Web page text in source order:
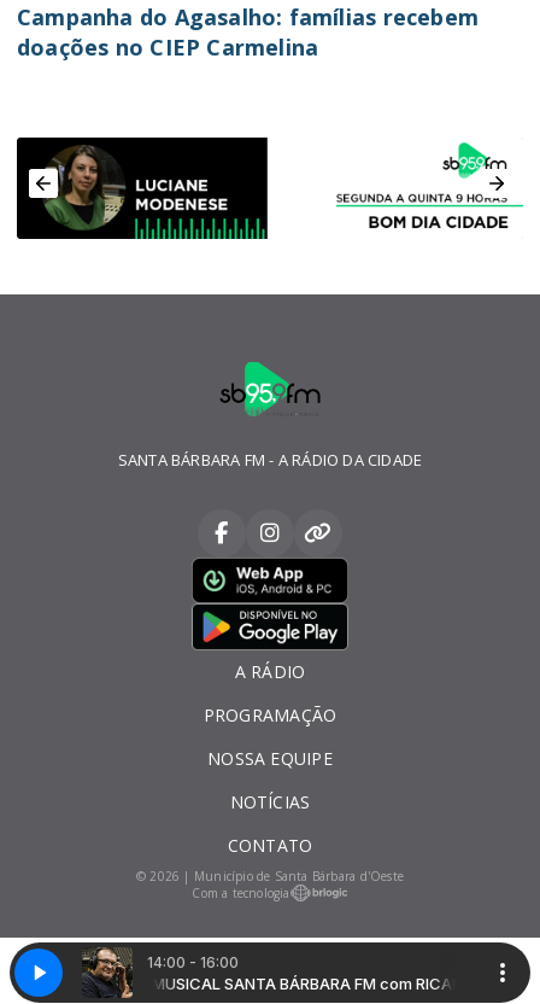
14:00 - 16:00
ANJOMUSICAL SANTA BÁRBARA FM com RICARDO ANJO
Campanha do Agasalho: famílias recebem
doações no CIEP Carmelina
SANTA BÁRBARA FM - A RÁDIO DA CIDADE
A RÁDIO
PROGRAMAÇÃO
NOSSA EQUIPE
NOTÍCIAS
CONTATO
© 2026 | Município de Santa Bárbara d'Oeste
Com a tecnologia